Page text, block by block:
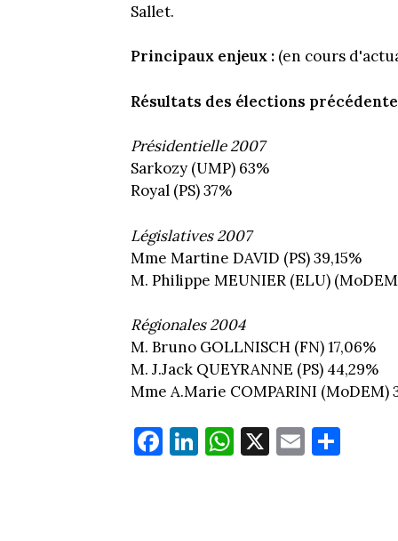
Sallet.
Principaux enjeux : (en cours
Résultats des élections
Présidentielle 2007
Sarkozy (UMP) 63%
Royal (PS) 37%
Législatives 2007
Mme Martine DAVID (PS) 39,15%
M. Philippe MEUNIER (ELU)
Régionales 2004
M. Bruno GOLLNISCH (FN) 17,06%
M. J.Jack QUEYRANNE (PS) 44,29%
Mme A.Marie COMPARINI (MoDEM)
Fa
ce
Li
nk
W
ha
X E
m